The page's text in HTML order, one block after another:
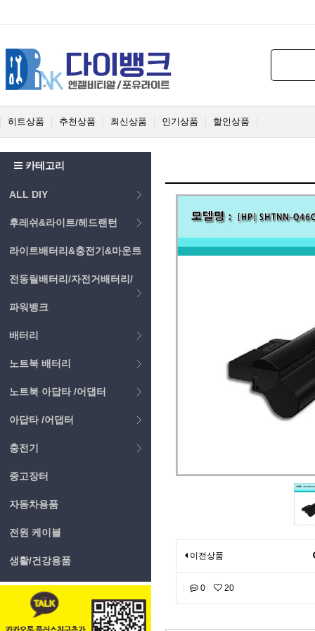
히트상품 추천상품 최신상품 인기상품 할인상품
카테고리
ALL DIY
후레쉬&라이트/헤드랜턴
라이트배터리&충전기&마운트
전동릴배터리/자전거배터리/
파워뱅크
배터리
노트북 배터리
노트북 아답타 /어댑터
아답타 /어댑터
충전기
중고장터
자동차용품
전원 케이블
생활/건강용품 이전상품
0 20